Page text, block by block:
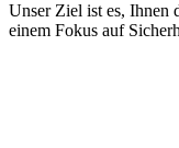
Unser Ziel ist es, Ihnen
einem Fokus auf